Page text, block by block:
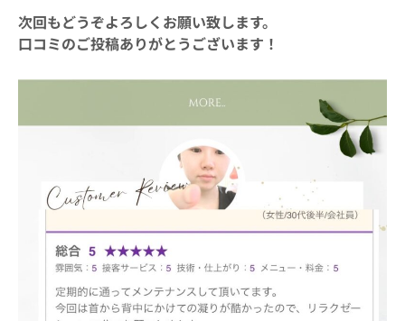
次回もどうぞよろしくお願い致します。
口コミのご投稿ありがとうございます！